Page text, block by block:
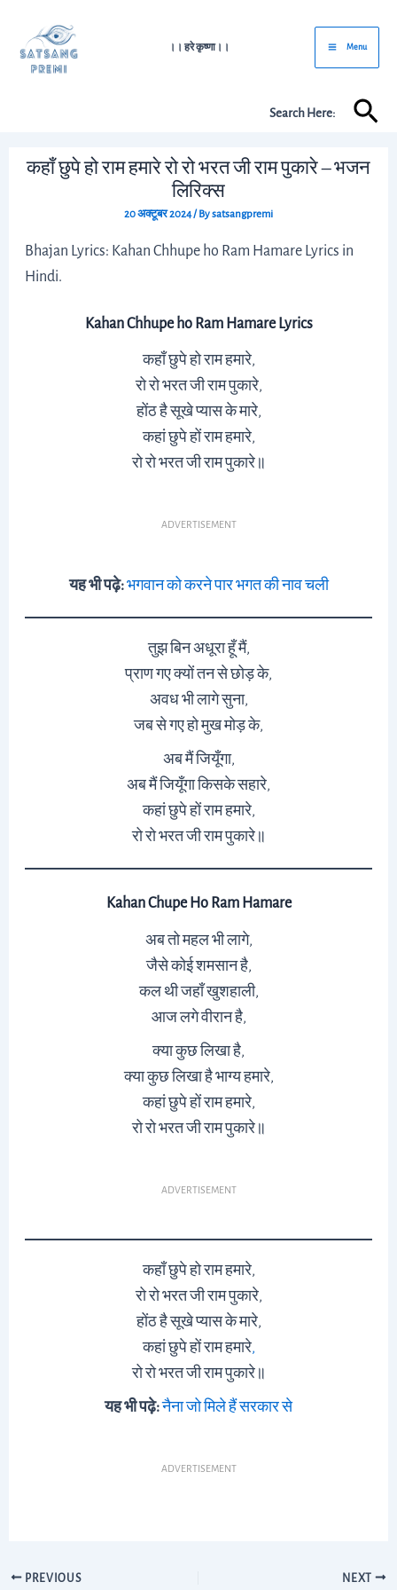
content
।। हरे कृष्णा।।
Main
Menu
Menu
Search Here:
कहाँ छुपे हो राम हमारे रो रो भरत जी राम पुकारे – भजन
लिरिक्स
20 अक्टूबर 2024/ Bysatsangpremi
Bhajan Lyrics: Kahan Chhupe ho Ram Hamare Lyrics in
Hindi.
Kahan Chhupe ho Ram Hamare Lyrics
कहाँ छुपे हो राम हमारे,
रो रो भरत जी राम पुकारे,
होंठ है सूखे प्यास के मारे,
कहां छुपे हों राम हमारे,
रो रो भरत जी राम पुकारे॥
ADVERTISEMENT
यह भी पढ़े:भगवान को करने पार भगत की नाव चली
तुझ बिन अधूरा हूँ मैं,
प्राण गए क्यों तन से छोड़ के,
अवध भी लागे सुना,
जब से गए हो मुख मोड़ के,
अब मैं जियूँगा,
अब मैं जियूँगा किसके सहारे,
कहां छुपे हों राम हमारे,
रो रो भरत जी राम पुकारे॥
Kahan Chupe Ho Ram Hamare
अब तो महल भी लागे,
जैसे कोई शमसान है,
कल थी जहाँ खुशहाली,
आज लगे वीरान है,
क्या कुछ लिखा है,
क्या कुछ लिखा है भाग्य हमारे,
कहां छुपे हों राम हमारे,
रो रो भरत जी राम पुकारे॥
ADVERTISEMENT
कहाँ छुपे हो राम हमारे,
रो रो भरत जी राम पुकारे,
होंठ है सूखे प्यास के मारे,
कहां छुपे हों राम हमारे,
रो रो भरत जी राम पुकारे॥
यह भी पढ़े:नैना जो मिले हैं सरकार से
ADVERTISEMENT
navigation
PREVIOUS NEXT